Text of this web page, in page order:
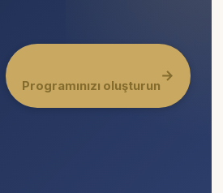
Programınızı oluşturun
→